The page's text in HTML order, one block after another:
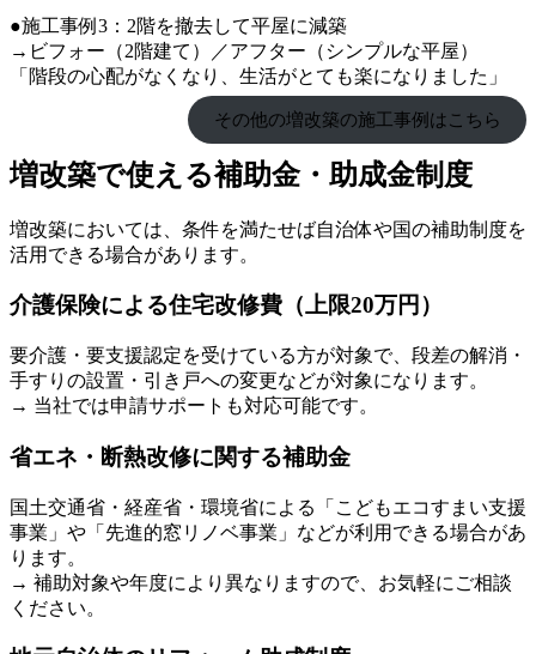
●施工事例3：2階を撤去して平屋に減築
→ビフォー（2階建て）／アフター（シンプルな平屋）
「階段の心配がなくなり、生活がとても楽になりました」
その他の増改築の施工事例はこちら
増改築で使える補助金・助成金制度
増改築においては、条件を満たせば自治体や国の補助制度を
活用できる場合があります。
介護保険による住宅改修費（上限20万円）
要介護・要支援認定を受けている方が対象で、段差の解消・
手すりの設置・引き戸への変更などが対象になります。
→ 当社では申請サポートも対応可能です。
省エネ・断熱改修に関する補助金
国土交通省・経産省・環境省による「こどもエコすまい支援
事業」や「先進的窓リノベ事業」などが利用できる場合があ
ります。
→ 補助対象や年度により異なりますので、お気軽にご相談
ください。